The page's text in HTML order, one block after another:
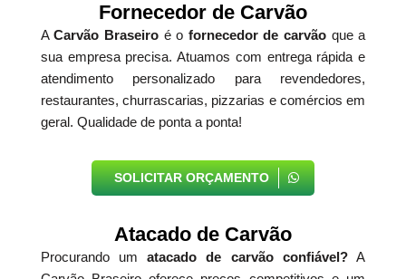
Fornecedor de Carvão
ACarvão Braseiro é o fornecedor de carvão que a
sua empresa precisa. Atuamos com entrega rápida e
atendimento personalizado para revendedores,
restaurantes, churrascarias, pizzarias e comércios em
geral. Qualidade de ponta a ponta!
SOLICITAR ORÇAMENTO
Atacado de Carvão
Procurando umatacado de carvão confiável?A